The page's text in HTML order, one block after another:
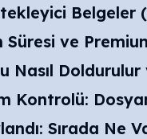
Belgeler
ve
Nasıl
Kontrolü:
Sırada Ne